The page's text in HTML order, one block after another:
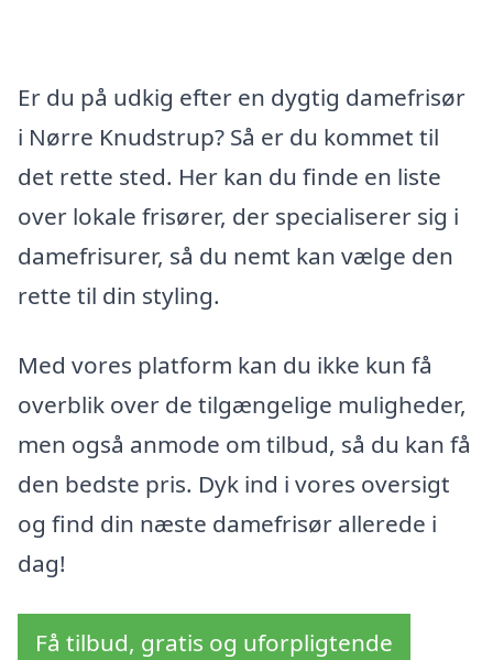
Er du på udkig efter en dygtig damefrisør
i Nørre Knudstrup? Så er du kommet til
det rette sted. Her kan du finde en liste
over lokale frisører, der specialiserer sig i
damefrisurer, så du nemt kan vælge den
rette til din styling.
Med vores platform kan du ikke kun få
overblik over de tilgængelige muligheder,
men også anmode om tilbud, så du kan få
den bedste pris. Dyk ind i vores oversigt
og find din næste damefrisør allerede i
dag!
Få tilbud, gratis og uforpligtende